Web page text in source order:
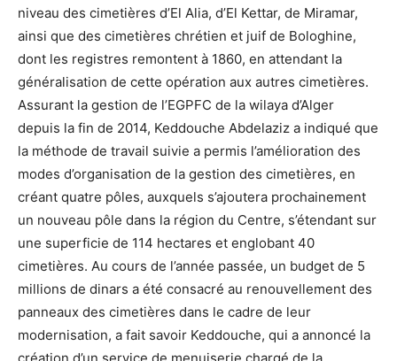
niveau des cimetières d’El Alia, d’El Kettar, de Miramar,
ainsi que des cimetières chrétien et juif de Bologhine,
dont les registres remontent à 1860, en attendant la
généralisation de cette opération aux autres cimetières.
Assurant la gestion de l’EGPFC de la wilaya d’Alger
depuis la fin de 2014, Keddouche Abdelaziz a indiqué que
la méthode de travail suivie a permis l’amélioration des
modes d’organisation de la gestion des cimetières, en
créant quatre pôles, auxquels s’ajoutera prochainement
un nouveau pôle dans la région du Centre, s’étendant sur
une superficie de 114 hectares et englobant 40
cimetières. Au cours de l’année passée, un budget de 5
millions de dinars a été consacré au renouvellement des
panneaux des cimetières dans le cadre de leur
modernisation, a fait savoir Keddouche, qui a annoncé la